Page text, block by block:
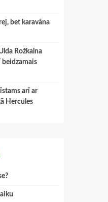
bet karavāna
Rožkalna
beidzamais
arī ar
Hercules